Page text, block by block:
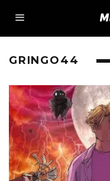
GRINGO44